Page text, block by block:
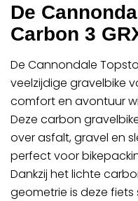
De
Carbon 3
De Cannondale
veelzijdige gravelbike
comfort en avontuur
Deze carbon
over asfalt, gravel en
perfect voor
Dankzij het lichte
geometrie is deze